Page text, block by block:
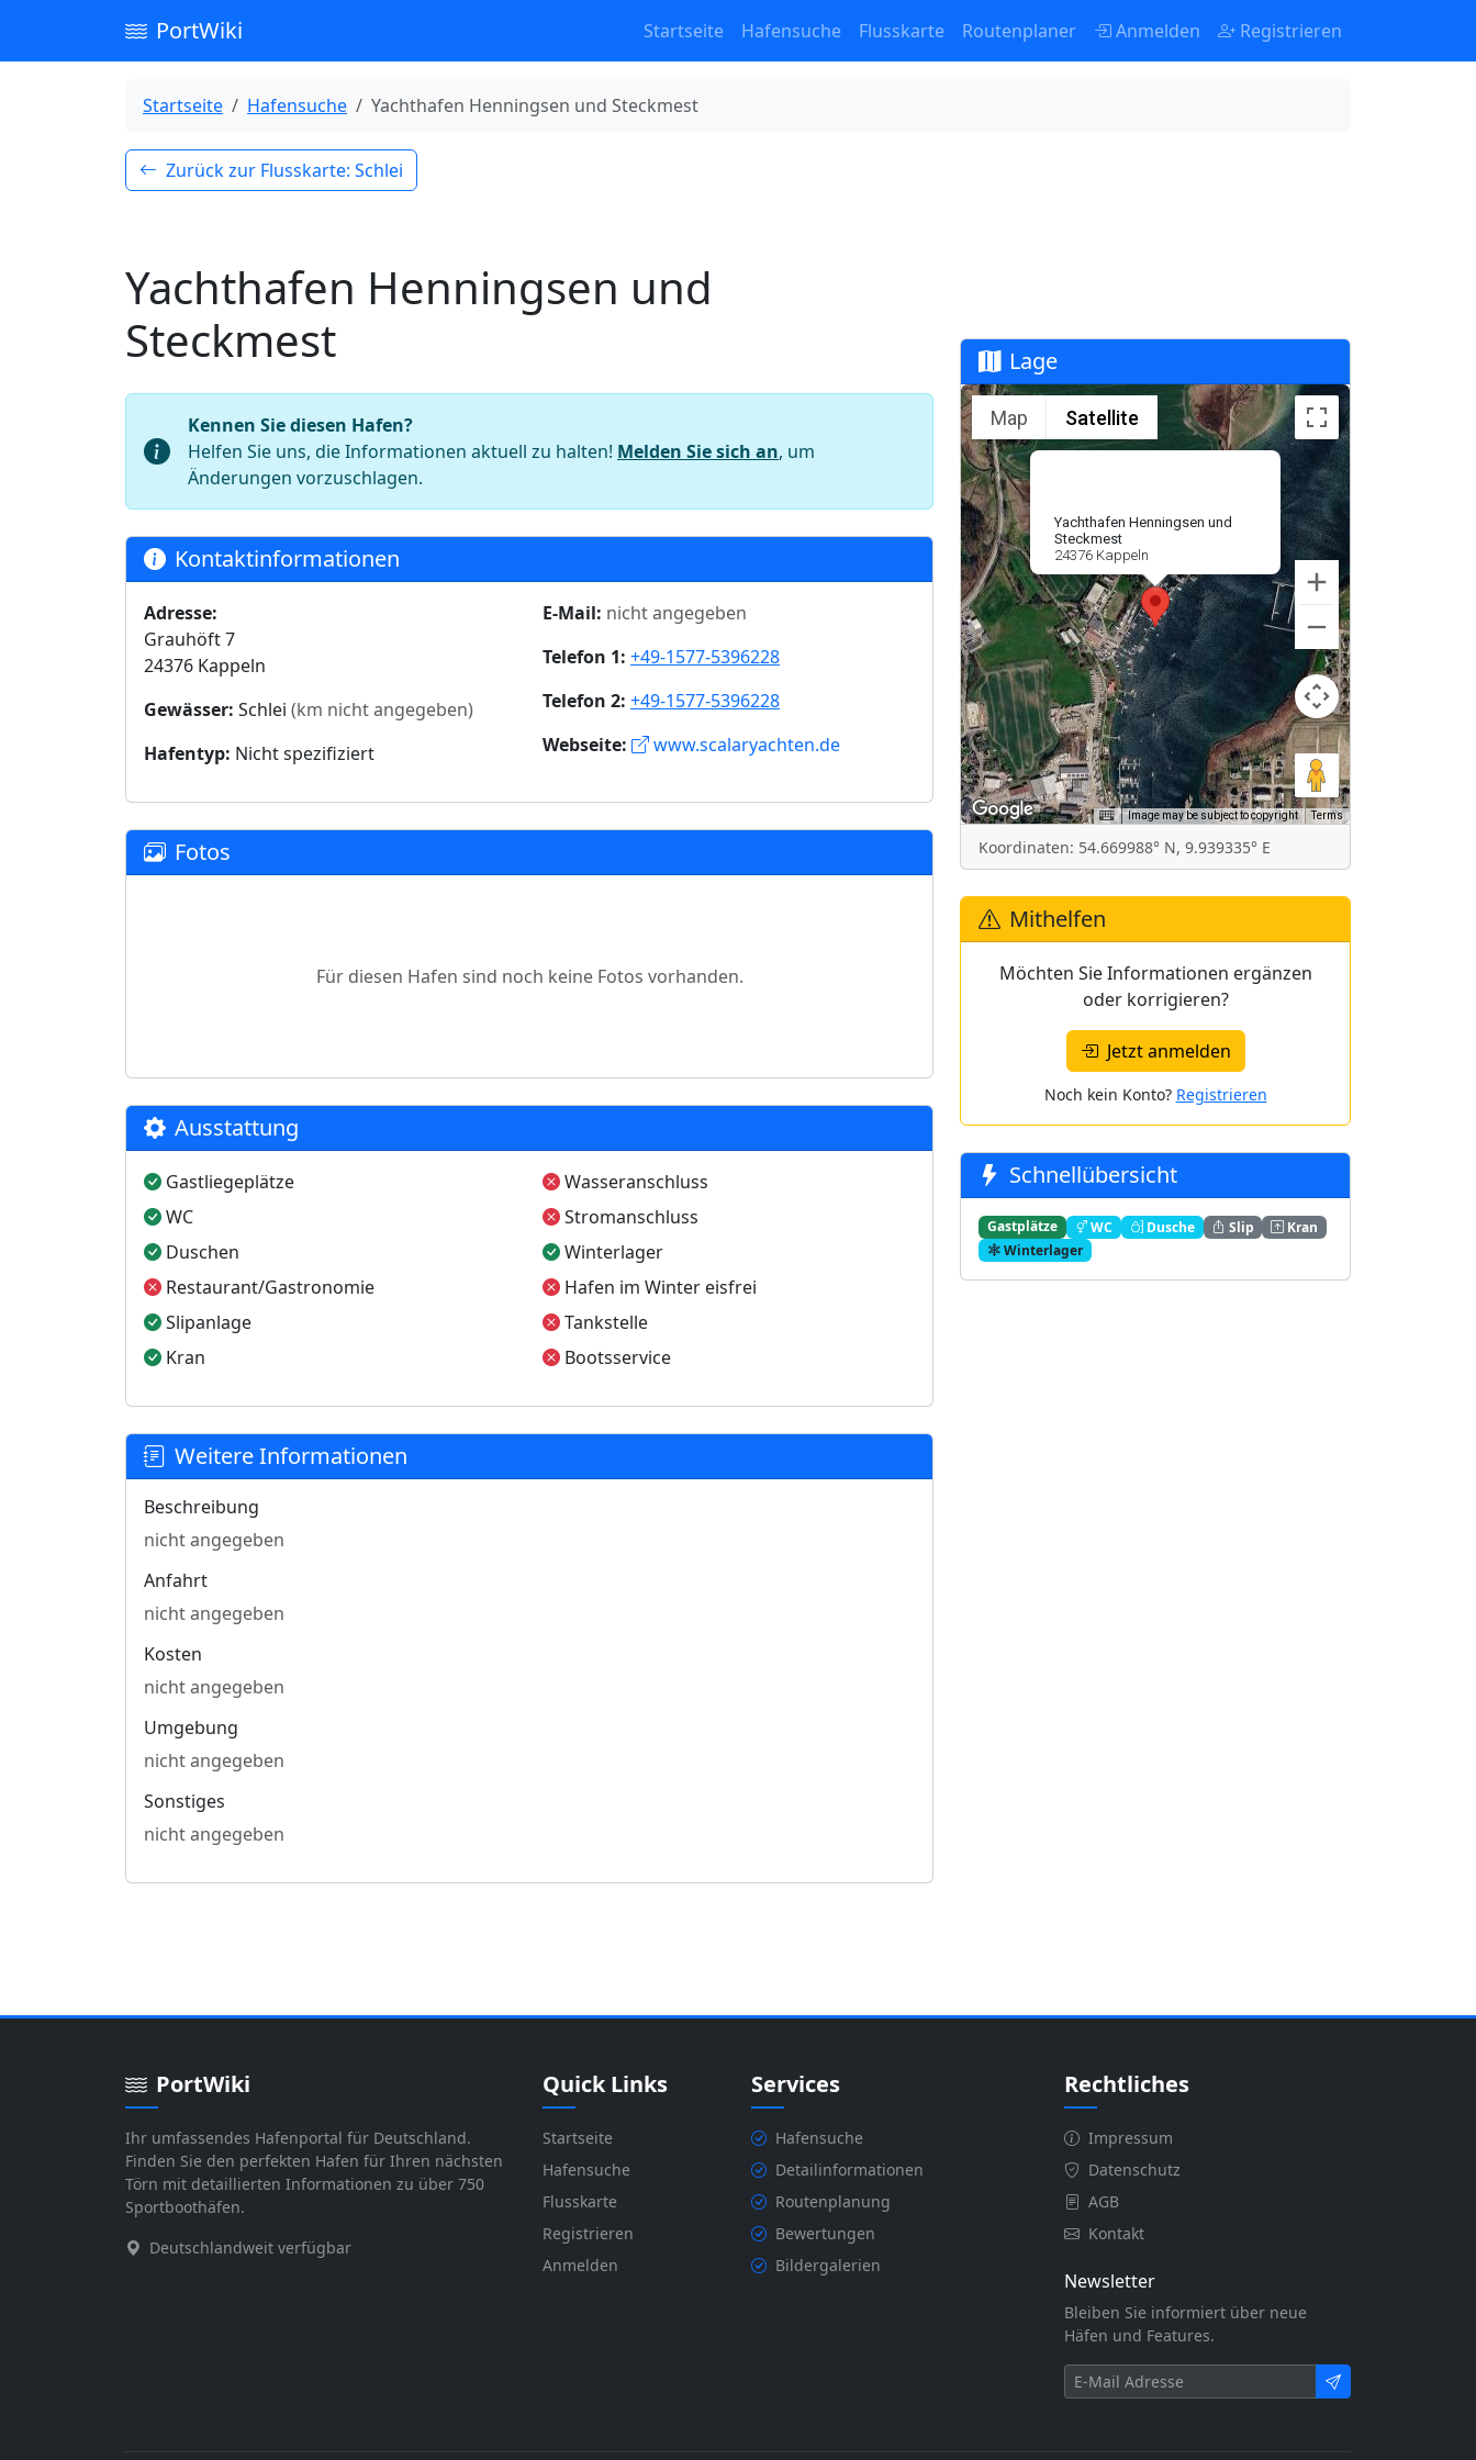
PortWiki Startseite Hafensuche Flusskarte Routenplaner Anmelden Registrieren
Startseite Hafensuche Yachthafen Henningsen und Steckmest
Zurück zur Flusskarte: Schlei
Yachthafen Henningsen und
Steckmest
Kennen Sie diesen Hafen?
Helfen Sie uns, die Informationen aktuell zu halten! Melden Sie sich an, um
Änderungen vorzuschlagen.
Kontaktinformationen
Adresse:
Grauhöft 7
24376 Kappeln
Gewässer: Schlei (km nicht angegeben)
Hafentyp: Nicht spezifiziert
E-Mail: nicht angegeben
Telefon 1: +49-1577-5396228
Telefon 2: +49-1577-5396228
Webseite:
www.scalaryachten.de
Fotos
Für diesen Hafen sind noch keine Fotos vorhanden.
Ausstattung
Gastliegeplätze
WC
Duschen
Restaurant/Gastronomie
Slipanlage
Kran
Wasseranschluss
Stromanschluss
Winterlager
Hafen im Winter eisfrei
Tankstelle
Bootsservice
Weitere Informationen
Beschreibung
nicht angegeben
Anfahrt
nicht angegeben
Kosten
nicht angegeben
Umgebung
nicht angegeben
Sonstiges
nicht angegeben
Lage
Yachthafen Henningsen und
Steckmest
24376 Kappeln
Map Satellite
Image may be subject to copyright Terms
Koordinaten: 54.669988° N, 9.939335° E
Mithelfen
Möchten Sie Informationen ergänzen
oder korrigieren?
Jetzt anmelden
Noch kein Konto? Registrieren
Schnellübersicht
Gastplätze WC Dusche Slip
Kran
Winterlager
PortWiki
Ihr umfassendes Hafenportal für Deutschland.
Finden Sie den perfekten Hafen für Ihren nächsten
Törn mit detaillierten Informationen zu über 750
Sportboothäfen.
Deutschlandweit verfügbar
Quick Links
Startseite
Hafensuche
Flusskarte
Registrieren
Anmelden
Services
Hafensuche
Detailinformationen
Routenplanung
Bewertungen
Bildergalerien
Rechtliches
Impressum
Datenschutz
AGB
Kontakt
Newsletter
Bleiben Sie informiert über neue
Häfen und Features.